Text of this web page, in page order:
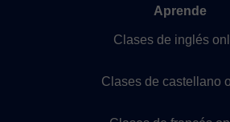
Aprende
Clases de inglés
Clases de castellano